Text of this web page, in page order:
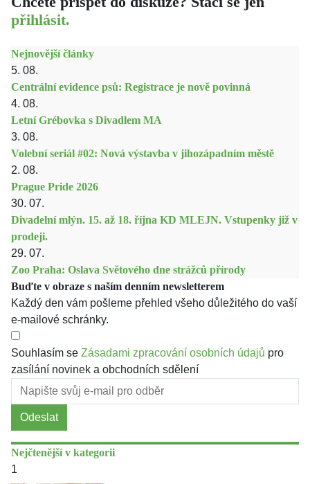
přihlásit.
Nejnovější články
5. 08.
Centrální evidence psů: Registrace je nově povinná
4. 08.
Letní Grébovka s Divadlem MA
3. 08.
Volební seriál #02: Nová výstavba v jihozápadním městě
2. 08.
Prague Pride 2026
30. 07.
Divadelní mlýn. 15. až 18. října KD MLEJN. Vstupenky již v
prodeji.
29. 07.
Zoo Praha: Oslava Světového dne strážců přírody
Buďte v obraze s naším denním newsletterem
Každý den vám pošleme přehled všeho důležitého do vaší
e-mailové schránky.
Souhlasím se Zásadami zpracování osobních údajů pro
zasílání novinek a obchodních sdělení
Odeslat
Nejčtenější v kategorii
1